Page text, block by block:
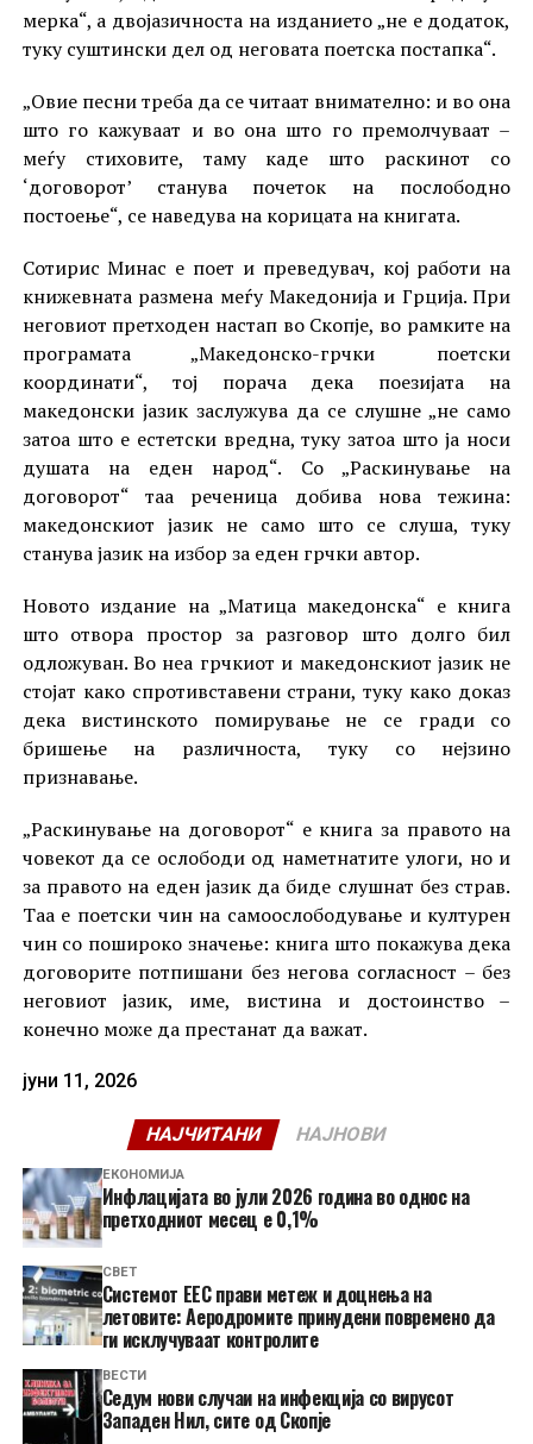
мерка“, а двојазичноста на изданието „не е додаток,
туку суштински дел од неговата поетска постапка“.
„Овие песни треба да се читаат внимателно: и во она
што го кажуваат и во она што го премолчуваат –
меѓу стиховите, таму каде што раскинот со
‘договорот’ станува почеток на послободно
постоење“, се наведува на корицата на книгата.
Сотирис Минас е поет и преведувач, кој работи на
книжевната размена меѓу Македонија и Грција. При
неговиот претходен настап во Скопје, во рамките на
програмата „Македонско-грчки поетски
координати“, тој порача дека поезијата на
македонски јазик заслужува да се слушне „не само
затоа што е естетски вредна, туку затоа што ја носи
душата на еден народ“. Со „Раскинување на
договорот“ таа реченица добива нова тежина:
македонскиот јазик не само што се слуша, туку
станува јазик на избор за еден грчки автор.
Новото издание на „Матица македонска“ е книга
што отвора простор за разговор што долго бил
одложуван. Во неа грчкиот и македонскиот јазик не
стојат како спротивставени страни, туку како доказ
дека вистинското помирување не се гради со
бришење на различноста, туку со нејзино
признавање.
„Раскинување на договорот“ е книга за правото на
човекот да се ослободи од наметнатите улоги, но и
за правото на еден јазик да биде слушнат без страв.
Таа е поетски чин на самоослободување и културен
чин со пошироко значење: книга што покажува дека
договорите потпишани без негова согласност – без
неговиот јазик, име, вистина и достоинство –
конечно може да престанат да важат.
јуни 11, 2026
НАЈЧИТАНИ НАЈНОВИ
ЕКОНОМИЈА
Инфлацијата во јули 2026 година во однос на
претходниот месец е 0,1%
СВЕТ
Системот ЕЕС прави метеж и доцнења на
летовите: Аеродромите принудени повремено да
ги исклучуваат контролите
ВЕСТИ
Седум нови случаи на инфекција со вирусот
Западен Нил, сите од Скопје